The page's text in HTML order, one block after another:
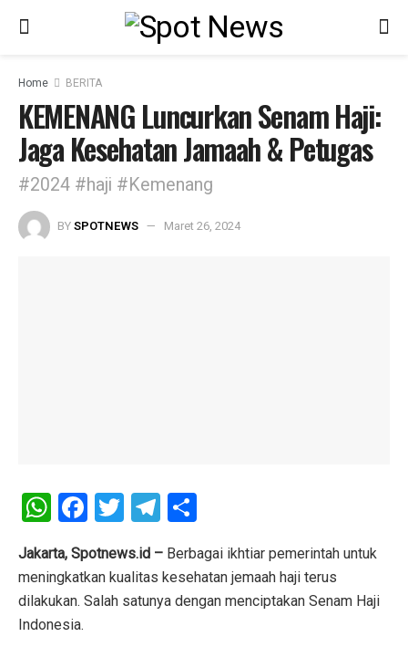
Home BERITA
KEMENANG Luncurkan Senam Haji:
Jaga Kesehatan Jamaah & Petugas
#2024 #haji #Kemenang
BYSPOTNEWS Maret 26, 2024
W
h
at
s
A
F
a
ce
b
T
wi
tt
er
T
el
e
gr
ar
e
Jakarta, Spotnews.id – Berbagai ikhtiar pemerintah untuk
meningkatkan kualitas kesehatan jemaah haji terus
dilakukan. Salah satunya dengan menciptakan Senam Haji
Indonesia.